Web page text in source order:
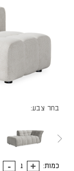
בחר צבע:
כמות: